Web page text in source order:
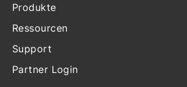
Produkte
Ressourcen
Support
Partner Login